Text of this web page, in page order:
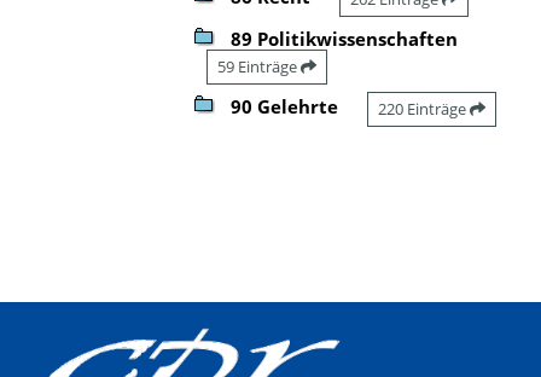
89 Politikwissenschaften
59 Einträge
90 Gelehrte 220 Einträge